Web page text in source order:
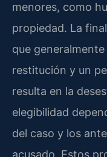
menores, como
propiedad. La
que
restitución y un
resulta en la
elegibilidad
del caso y los
acusado. Estos